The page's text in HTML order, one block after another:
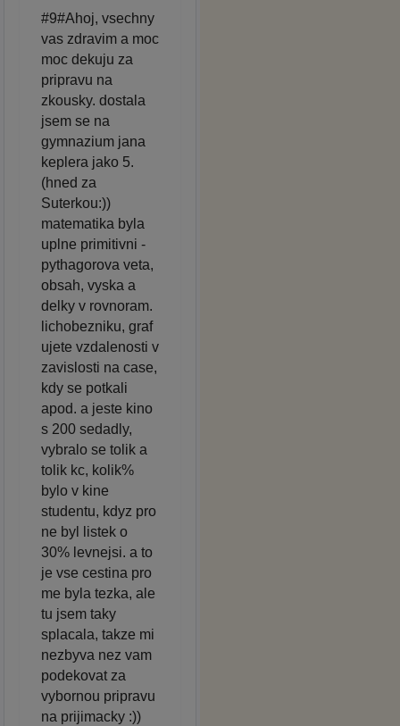
#9#Ahoj, vsechny
vas zdravim a moc
moc dekuju za
pripravu na
zkousky. dostala
jsem se na
gymnazium jana
keplera jako 5.
(hned za
Suterkou:))
matematika byla
uplne primitivni -
pythagorova veta,
obsah, vyska a
delky v rovnoram.
lichobezniku, graf
ujete vzdalenosti v
zavislosti na case,
kdy se potkali
apod. a jeste kino
s 200 sedadly,
vybralo se tolik a
tolik kc, kolik%
bylo v kine
studentu, kdyz pro
ne byl listek o
30% levnejsi. a to
je vse cestina pro
me byla tezka, ale
tu jsem taky
splacala, takze mi
nezbyva nez vam
podekovat za
vybornou pripravu
na prijimacky :))